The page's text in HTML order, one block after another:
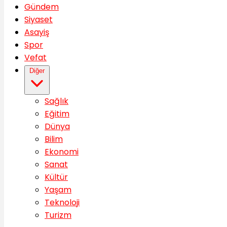
Gündem
Siyaset
Asayiş
Spor
Vefat
Diğer
Sağlık
Eğitim
Dünya
Bilim
Ekonomi
Sanat
Kültür
Yaşam
Teknoloji
Turizm